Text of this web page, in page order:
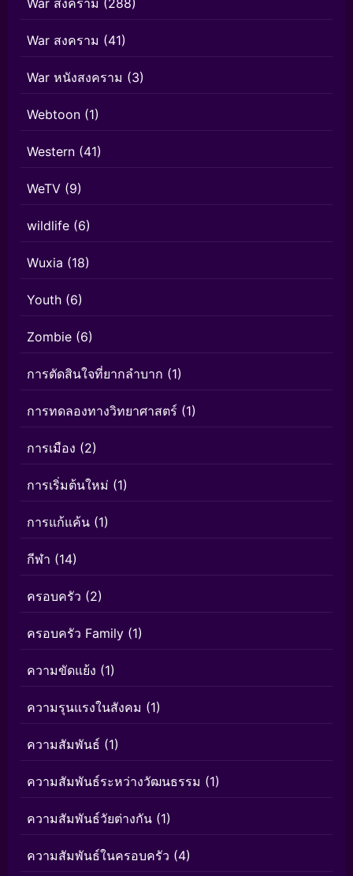
War สงคราม (288)
War สงคราม (41)
War หนังสงคราม (3)
Webtoon (1)
Western (41)
WeTV (9)
wildlife (6)
Wuxia (18)
Youth (6)
Zombie (6)
การตัดสินใจที่ยากลำบาก (1)
การทดลองทางวิทยาศาสตร์ (1)
การเมือง (2)
การเริ่มต้นใหม่ (1)
การแก้แค้น (1)
กีฬา (14)
ครอบครัว (2)
ครอบครัว Family (1)
ความขัดแย้ง (1)
ความรุนแรงในสังคม (1)
ความสัมพันธ์ (1)
ความสัมพันธ์ระหว่างวัฒนธรรม (1)
ความสัมพันธ์วัยต่างกัน (1)
ความสัมพันธ์ในครอบครัว (4)